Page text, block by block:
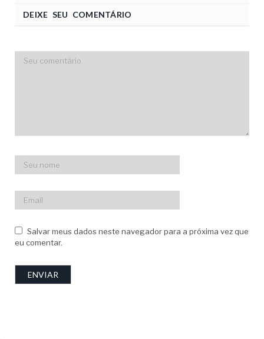
DEIXE SEU COMENTÁRIO
Salvar meus dados neste navegador para a próxima vez que
eu comentar.